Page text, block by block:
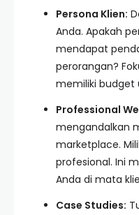
Persona Klien:
Anda. Apakah
mendapat
perorangan?
memiliki budget
Professional
mengandalkan
marketplace.
profesional. Ini
Anda di mata
Case Studies: